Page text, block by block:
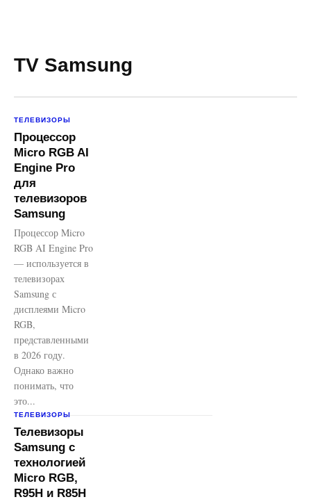
TV Samsung
ТЕЛЕВИЗОРЫ
Процессор
Micro RGB AI
Engine Pro
для
телевизоров
Samsung
Процессор Micro
RGB AI Engine Pro
— используется в
телевизорах
Samsung с
дисплеями Micro
RGB,
представленными
в 2026 году.
Однако важно
понимать, что
это...
ТЕЛЕВИЗОРЫ
Телевизоры
Samsung с
технологией
Micro RGB,
R95H и R85H